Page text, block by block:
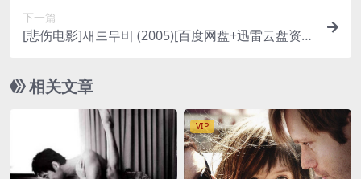
下一篇
[悲伤电影]새드무비 (2005)[百度网盘+迅雷云盘资源
相关文章
VIP